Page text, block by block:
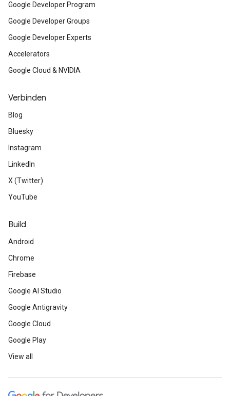
Google Developer Program
Google Developer Groups
Google Developer Experts
Accelerators
Google Cloud & NVIDIA
Verbinden
Blog
Bluesky
Instagram
LinkedIn
X (Twitter)
YouTube
Build
Android
Chrome
Firebase
Google AI Studio
Google Antigravity
Google Cloud
Google Play
View all